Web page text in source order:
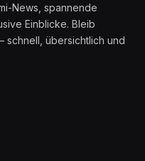
News, spannende
Einblicke. Bleib
schnell, übersichtlich und